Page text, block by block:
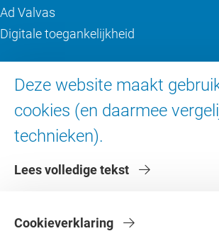
Deze website maakt
cookies (en daarmee
technieken).
Lees volledige tekst
Cookieverklaring
Ad Valvas
Digitale toegankelijkheid
Over de VU
Contact en route
Werken bij de VU
Diensten